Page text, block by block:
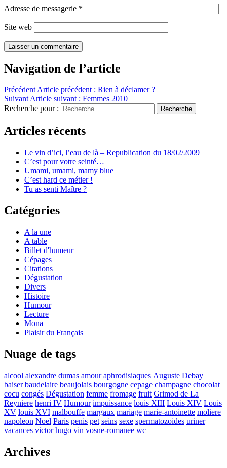
Adresse de messagerie *
Site web
Navigation de l’article
PrécédentArticle précédent : Rien à déclamer ?
SuivantArticle suivant : Femmes 2010
Recherche pour :
Recherche
Articles récents
Le vin d’ici, l’eau de là – Republication du 18/02/2009
C’est pour votre seinté…
Umami, umami, mamy blue
C’est hard ce métier !
Tu as senti Maître ?
Catégories
A la une
A table
Billet d'humeur
Cépages
Citations
Dégustation
Divers
Histoire
Humour
Lecture
Mona
Plaisir du Français
Nuage de tags
alcool alexandre dumas amour aphrodisiaques Auguste Debay
baiser baudelaire beaujolais bourgogne cepage champagne chocolat
cocu congés Dégustation femme fromage fruit Grimod de La
Reyniere henri IV Humour impuissance louis XIII Louis XIV Louis
XV louis XVI malbouffe margaux mariage marie-antoinette moliere
napoleon Noel Paris penis pet seins sexe spermatozoides uriner
vacances victor hugo vin vosne-romanee wc
Archives